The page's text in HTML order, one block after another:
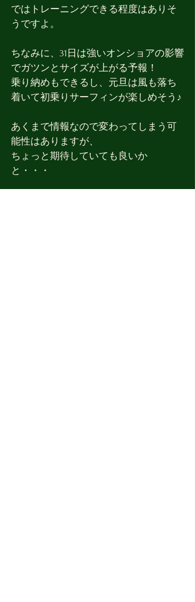
ではトレーニングできる程度はありそ
うですよ。
ちなみに、31日は強いオンショアの影響
でガツンとサイズが上がる予報！
乗り納めもできるし、元旦は風も落ち
着いて初乗りサーフィンが楽しめそう♪
あくまで情報なので変わってしまう可
能性はありますが、
ちょっと期待していても良いか
と・・・